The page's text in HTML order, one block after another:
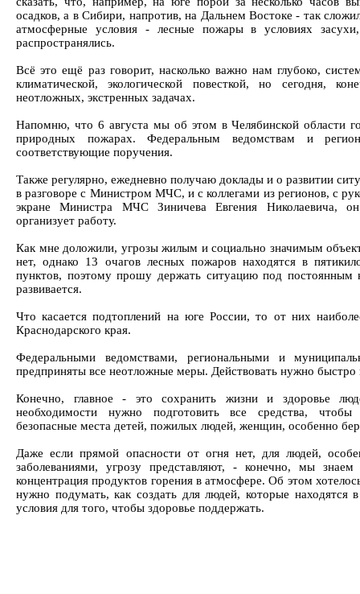
осадков, а в Сибири, напротив, на Дальнем Востоке - так
атмосферные условия - лесные пожары в условиях
распространялись.
Всё это ещё раз говорит, насколько важно нам глубоко,
климатической, экологической повесткой, но сегодня,
неотложных, экстренных задачах.
Напомню, что 6 августа мы об этом в Челябинской области
природных пожарах. Федеральным ведомствам и
соответствующие поручения.
Также регулярно, ежедневно получаю доклады и о развитии
в разговоре с Министром МЧС, и с коллегами из регионов, с
экране Министра МЧС Зиничева Евгения Николаевича,
организует работу.
Как мне доложили, угрозы жилым и социально значимым
нет, однако 13 очагов лесных пожаров находятся в
пунктов, поэтому прошу держать ситуацию под постоянным
развивается.
Что касается подтоплений на юге России, то от них
Краснодарского края.
Федеральными ведомствами, региональными и
предприняты все неотложные меры. Действовать нужно
Конечно, главное - это сохранить жизни и здоровье
необходимости нужно подготовить все средства, чтобы
безопасные места детей, пожилых людей, женщин, особенно
Даже если прямой опасности от огня нет, для людей,
заболеваниями, угрозу представляют, - конечно, мы
концентрация продуктов горения в атмосфере. Об этом
нужно подумать, как создать для людей, которые находятся
условия для того, чтобы здоровье поддержать.